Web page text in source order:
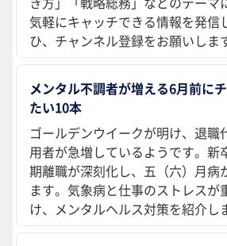
気軽にキャッチできる情報を発信
ひ、チャンネル登録をお願いしま
メンタル不調者が増える6月前に
たい10本
ゴールデンウイークが明け、退職
用者が急増しているようです。新
期離職が深刻化し、五（六）月病
ます。気象病と仕事のストレスが
け、メンタルヘルス対策を紹介し